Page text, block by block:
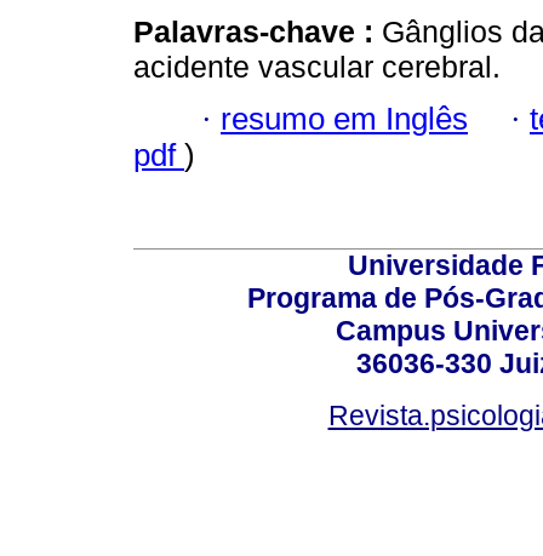
Palavras-chave : Gânglios
acidente vascular cerebral.
· resumo em Inglês ·
pdf )
Universidade
Programa de Pós-
Campus
36036-330